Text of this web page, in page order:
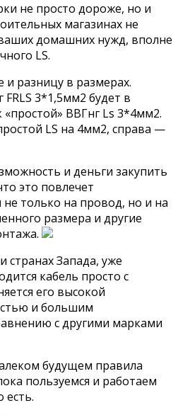
не просто дороже, но и
магазинах не
ваших домашних нужд, вполне
LS.
и разницу в размерах.
3*1,5мм2 будет в
ВВГнг Ls 3*4мм2.
LS на 4мм2, справа —
и деньги закупить
это повлечет
только на провод, но и на
размера и другие
странах Запада, уже
кабель просто с
его высокой
и большим
с другими марками
будущем правила
пользуемся и работаем
есть.